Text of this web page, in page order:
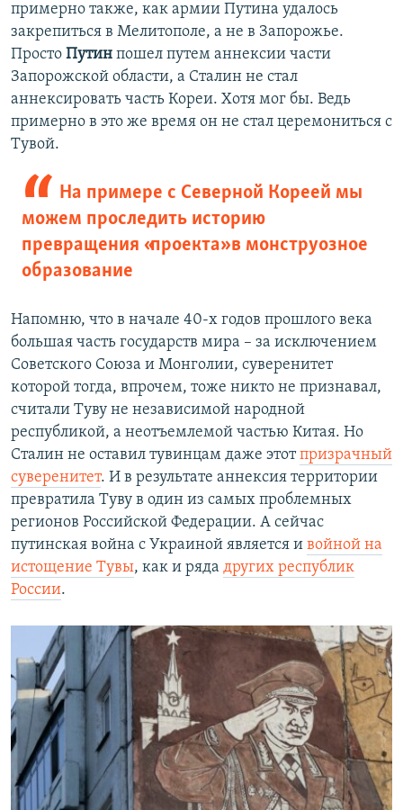
примерно также, как армии Путина удалось
закрепиться в Мелитополе, а не в Запорожье.
Просто Путин пошел путем аннексии части
Запорожской области, а Сталин не стал
аннексировать часть Кореи. Хотя мог бы. Ведь
примерно в это же время он не стал церемониться с
Тувой.
На примере с Северной Кореей мы
можем проследить историю
превращения «проекта» в монструозное
образование
Напомню, что в начале 40-х годов прошлого века
большая часть государств мира – за исключением
Советского Союза и Монголии, суверенитет
которой тогда, впрочем, тоже никто не признавал,
считали Туву не независимой народной
республикой, а неотъемлемой частью Китая. Но
Сталин не оставил тувинцам даже этотпризрачный
суверенитет. И в результате аннексия территории
превратила Туву в один из самых проблемных
регионов Российской Федерации. А сейчас
путинская война с Украиной является и войной на
истощение Тувы, как и ряда других республик
России.